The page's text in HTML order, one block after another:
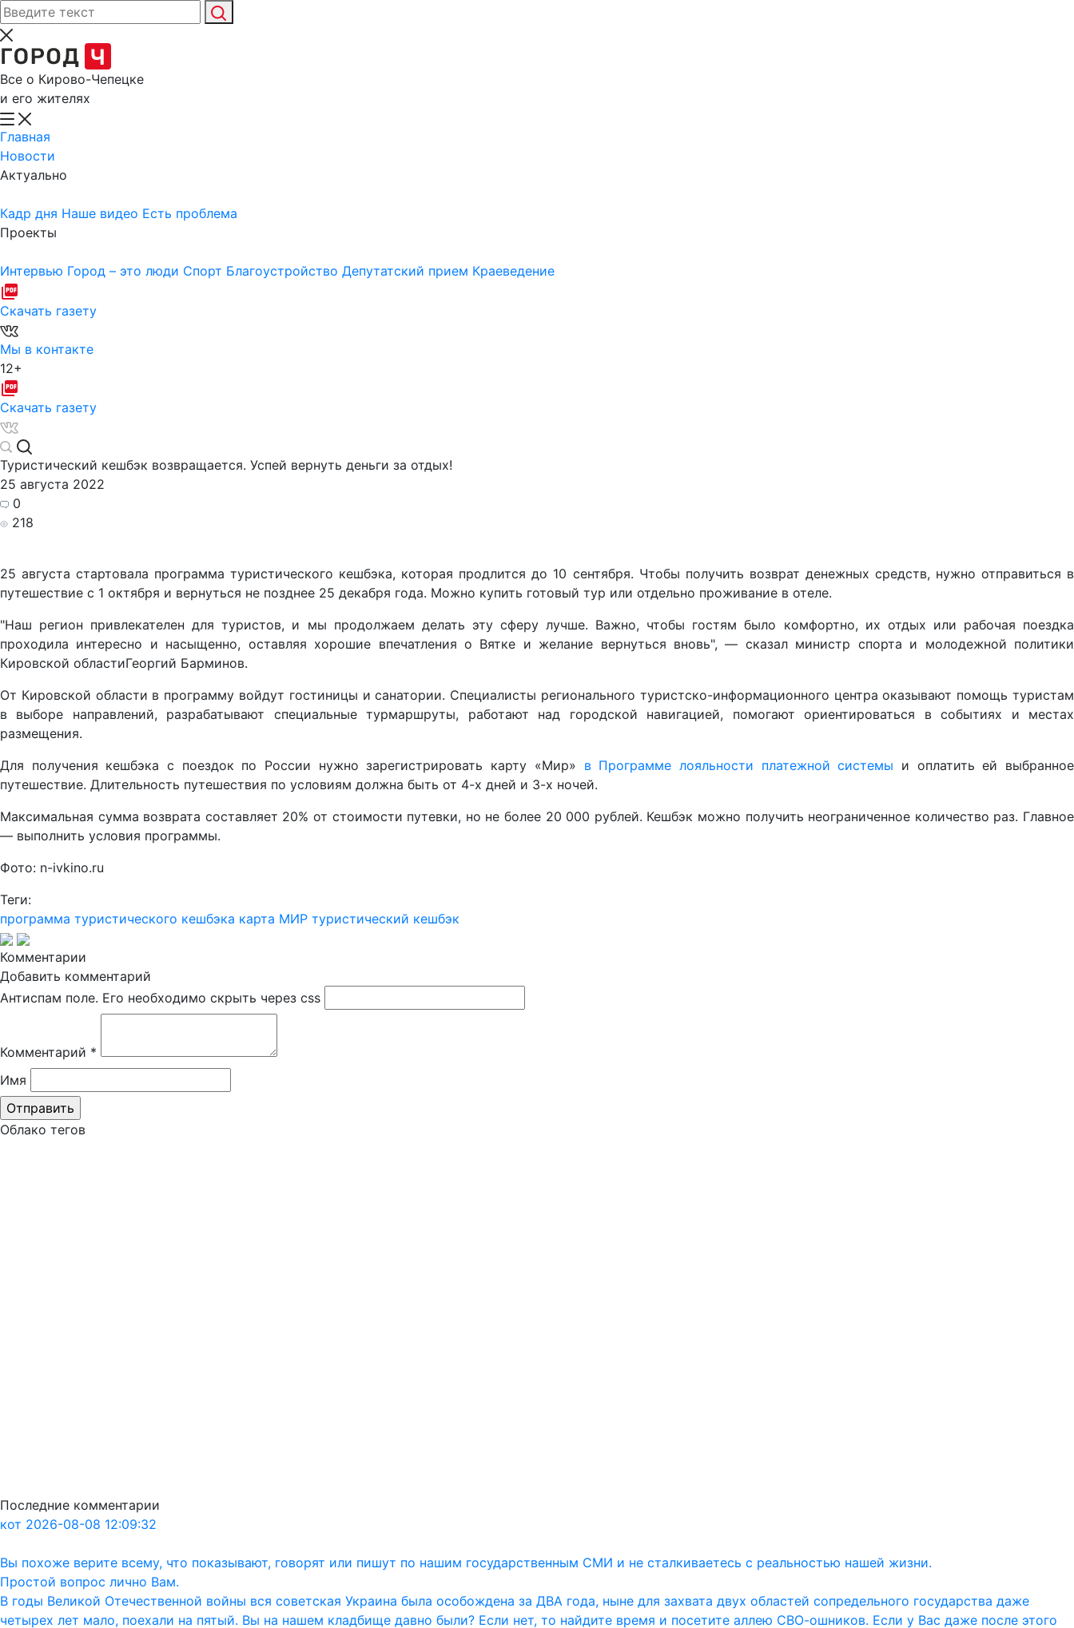
Все о Кирово-Чепецке
и его жителях
Главная
Новости
Актуально
Кадр дня Наше видео Есть проблема
Проекты
Интервью Город – это люди Спорт Благоустройство Депутатский прием Краеведение
Скачать газету
Мы в контакте
12+
Скачать газету
Туристический кешбэк возвращается. Успей вернуть деньги за отдых!
25 августа 2022
0
218
25 августа стартовала программа туристического кешбэка, которая продлится до 10 сентября. Чтобы получить возврат денежных средств, нужно отправиться в
путешествие с 1 октября и вернуться не позднее 25 декабря года. Можно купить готовый тур или отдельно проживание в отеле.
"Наш регион привлекателен для туристов, и мы продолжаем делать эту сферу лучше. Важно, чтобы гостям было комфортно, их отдых или рабочая поездка
проходила интересно и насыщенно, оставляя хорошие впечатления о Вятке и желание вернуться вновь", — сказал министр спорта и молодежной политики
Кировской областиГеоргий Барминов.
От Кировской области в программу войдут гостиницы и санатории. Специалисты регионального туристско-информационного центра оказывают помощь туристам
в выборе направлений, разрабатывают специальные турмаршруты, работают над городской навигацией, помогают ориентироваться в событиях и местах
размещения.
Для получения кешбэка с поездок по России нужно зарегистрировать карту «Мир» в Программе лояльности платежной системы и оплатить ей выбранное
путешествие. Длительность путешествия по условиям должна быть от 4-х дней и 3-х ночей.
Максимальная сумма возврата составляет 20% от стоимости путевки, но не более 20 000 рублей. Кешбэк можно получить неограниченное количество раз. Главное
— выполнить условия программы.
Фото: n-ivkino.ru
Теги:
программа туристического кешбэка карта МИР туристический кешбэк
Комментарии
Добавить комментарий
Антиспам поле. Его необходимо скрыть через css
Комментарий *
Имя
Облако тегов
Последние комментарии
кот 2026-08-08 12:09:32
Вы похоже верите всему, что показывают, говорят или пишут по нашим государственным СМИ и не сталкиваетесь с реальностью нашей жизни.
Простой вопрос лично Вам.
В годы Великой Отечественной войны вся советская Украина была особождена за ДВА года, ныне для захвата двух областей сопредельного государства даже
четырех лет мало, поехали на пятый. Вы на нашем кладбище давно были? Если нет, то найдите время и посетите аллею СВО-ошников. Если у Вас даже после этого